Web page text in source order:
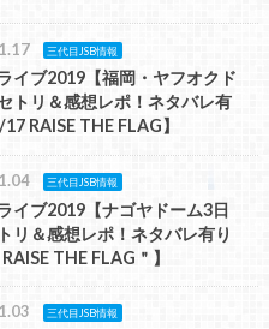
三代目JSB情報
イブ2019【福岡・ヤフオクド
トリ＆感想レポ！ネタバレ有
RAISE THE FLAG】
三代目JSB情報
イブ2019【ナゴヤドーム3日
リ＆感想レポ！ネタバレ有り
RAISE THE FLAG＂】
三代目JSB情報